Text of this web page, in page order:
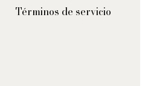
Términos de servicio